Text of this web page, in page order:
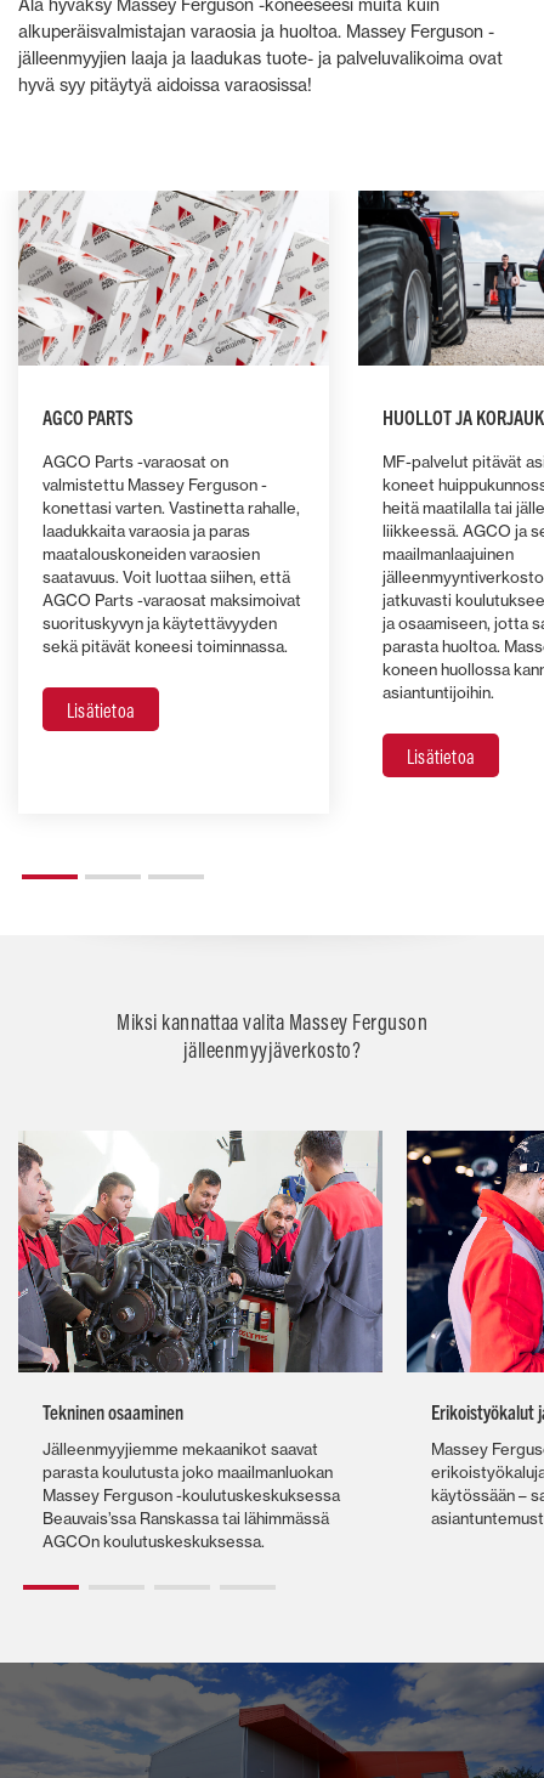
Älä hyväksy Massey Ferguson -koneeseesi muita kuin
alkuperäisvalmistajan varaosia ja huoltoa. Massey Ferguson -
jälleenmyyjien laaja ja laadukas tuote- ja palveluvalikoima ovat
hyvä syy pitäytyä aidoissa varaosissa!
AGCO PARTS
AGCO Parts -varaosat on
valmistettu Massey Ferguson -
konettasi varten. Vastinetta rahalle,
laadukkaita varaosia ja paras
maatalouskoneiden varaosien
saatavuus. Voit luottaa siihen, että
AGCO Parts -varaosat maksimoivat
suorituskyvyn ja käytettävyyden
sekä pitävät koneesi toiminnassa.
Lisätietoa
HUOLLOT JA
MF-palvelut pitävät
koneet
heitä maatilalla tai
liikkeessä. AGCO ja
maailmanlaajuinen
jatkuvasti
ja osaamiseen, jotta
parasta huoltoa.
koneen huollossa
asiantuntijoihin.
Lisätietoa
Miksi kannattaa valita Massey Ferguson
jälleenmyyjäverkosto?
Tekninen osaaminen
Jälleenmyyjiemme mekaanikot saavat
parasta koulutusta joko maailmanluokan
Massey Ferguson -koulutuskeskuksessa
Beauvais’ssa Ranskassa tai lähimmässä
AGCOn koulutuskeskuksessa.
Erikoistyökalut
Massey
käytössään –